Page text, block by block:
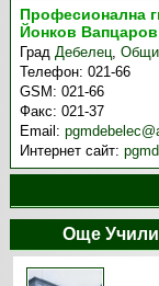
Професионална
Йонков Вапцаров
ГрадДебелец,
Телефон:021-66
GSM:021-66
Факс:021-37
Email:
Интернет сайт:
Още